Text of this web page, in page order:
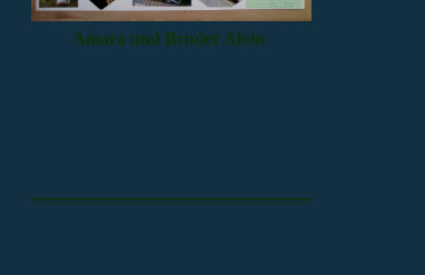
Amara und Bruder Alvin